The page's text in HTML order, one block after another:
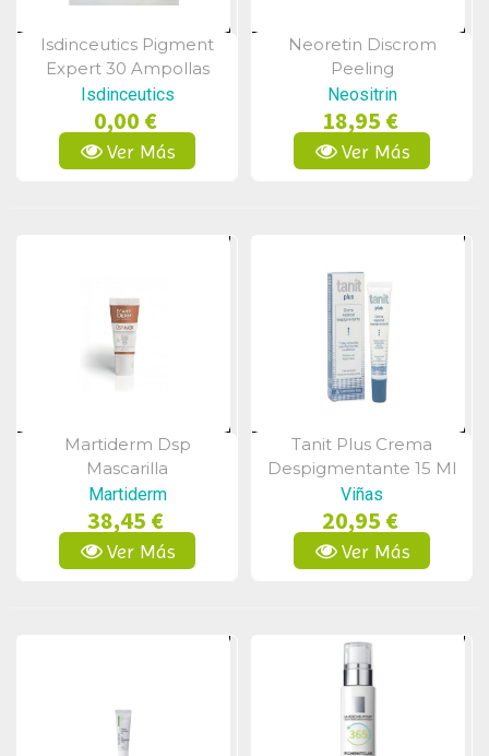
Vista Rápida
Isdinceutics Pigment
Expert 30 Ampollas
Isdinceutics
0,00 €
Ver Más
Vista Rápida
Neoretin Discrom
Peeling
Despigmentante 6 Ml
Neositrin
18,95 €
Ver Más
Vista Rápida
Martiderm Dsp
Mascarilla
Despigmentante 30ml
Martiderm
38,45 €
Ver Más
Vista Rápida
Tanit Plus Crema
Despigmentante 15 Ml
Viñas
20,95 €
Ver Más